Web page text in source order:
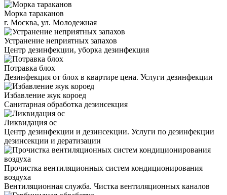
Морка тараканов
г. Москва, ул. Молодежная
Устранение неприятных запахов
Центр дезинфекции, уборка дезинфекция
Потравка блох
Дезинфекция от блох в квартире цена. Услуги дезинфекции
Избавление жук короед
Санитарная обработка дезинсекция
Ликвидация ос
Центр дезинфекции и дезинсекции. Услуги по дезинфекции
дезинсекции и дератизации
Прочистка вентиляционных систем кондиционирования
воздуха
Вентиляционная служба. Чистка вентиляционных каналов